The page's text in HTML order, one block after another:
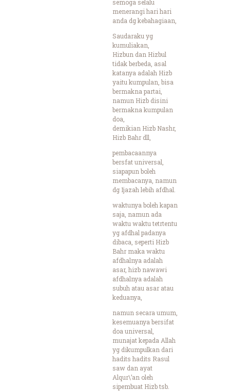
semoga selalu
menerangi hari hari
anda dg kebahagiaan,
Saudaraku yg
kumuliakan,
Hizbun dan Hizbul
tidak berbeda, asal
katanya adalah Hizb
yaitu kumpulan, bisa
bermakna partai,
namun Hizb disini
bermakna kumpulan
doa,
demikian Hizb Nashr,
Hizb Bahr dll,
pembacaannya
bersfat universal,
siapapun boleh
membacanya, namun
dg Ijazah lebih afdhal.
waktunya boleh kapan
saja, namun ada
waktu waktu tetrtentu
yg afdhal padanya
dibaca, seperti Hizb
Bahr maka waktu
afdhalnya adalah
asar, hizb nawawi
afdhalnya adalah
subuh atau asar atau
keduanya,
namun secara umum,
kesemuanya bersifat
doa universal,
munajat kepada Allah
yg dikumpulkan dari
hadits hadits Rasul
saw dan ayat
Alqur\’an oleh
sipembuat Hizb tsb.